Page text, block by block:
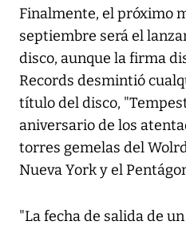
Finalmente, el próximo
septiembre será el
disco, aunque la firma
Records desmintió
título del disco,
aniversario de los
torres gemelas del
Nueva York y el
"La fecha de salida de